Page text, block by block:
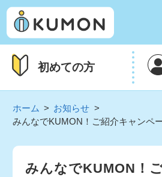
初めての方
ホーム
お知らせ
みんなでKUMON！ご紹介キャンペ
みんなでKUMON！